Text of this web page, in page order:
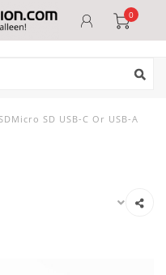
0
SD USB-C Or USB-A